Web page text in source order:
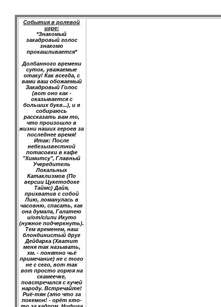
События в ролевой
игре:
*Знакомый
закадровый голос
знакомо
прокашливается*
Долбанного времени
суток, уважаемые
отаку! Как всегда, с
вами ваш обожаемый
Закадровый Голос
(вот оно как -
оказывается с
больших букв...), и я
собираюсь
рассказать вам то,
что произошло в
жизни наших героев за
последнее время!
Итак: После
небезызвестной
потасовки в кафе
"Химитсу", Главный
Учередитель
Локальных
Катаклизмов (По
версии Цукетодоке
Таймс) Дайя,
прихватив с собой
Лию, ломанулась в
часовню, спасать, как
она думала, Галатею
и/от/с/или Икуто
(нужное подчеркнуть).
Тем временем, наш
блондинистый друг
Дейдарка (Хватит
меня так называть,
хм. - понятно чьё
примечание) не с того
не с сего, вот так
вот просто горюя на
скамеечке,
повстречался с кучей
народу. Встречайте!
Риё-тян (это что за
покемон! - орёт кто-